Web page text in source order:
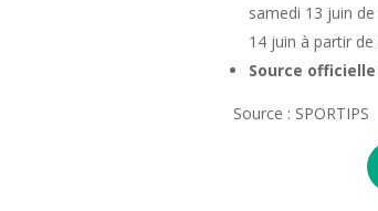
samedi 13 juin
14 juin à partir de
Source officielle
Source : SPORTIPS